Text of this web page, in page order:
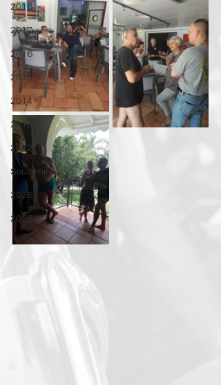
2018
2017
2016
2015
2014
2013
2012
Souvenirs
2026
2026